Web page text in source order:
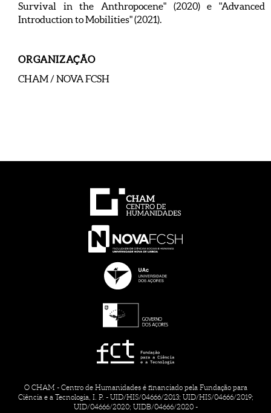
Survival in the Anthropocene" (2020) e "Advanced
Introduction to Mobilities" (2021).
ORGANIZAÇÃO
CHAM / NOVA FCSH
O CHAM - Centro de Humanidades é financiado pela Fundação para
Ciência e a Tecnologia, I. P. - UID/HIS/04666/2013; UID/HIS/04666/2019;
UID/04666/2020; UIDB/04666/2020 -